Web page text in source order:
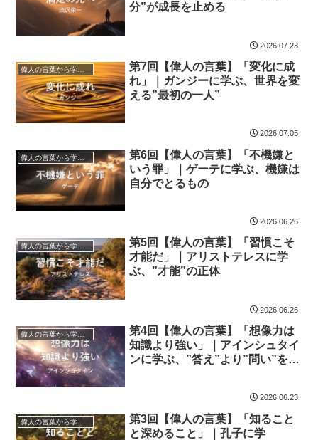
分”が成長を止める
2026.07.23
偉人の言葉から学ぼう
第7回【偉人の言葉】「変化に成
れ」｜ガンジーに学ぶ、世界を変
える”最初の一人”
2026.07.05
偉人の言葉から学ぼう
第6回【偉人の言葉】「不機嫌と
いう罪」｜ゲーテに学ぶ、機嫌は
自分でとるもの
2026.06.26
偉人の言葉から学ぼう
第5回【偉人の言葉】「習慣こそ
才能だ」｜アリストテレスに学
ぶ、”才能”の正体
2026.06.26
偉人の言葉から学ぼう
第4回【偉人の言葉】「想像力は
知識より強い」｜アインシュタイ
ンに学ぶ、”答え”より”問い”を持
2026.06.23
偉人の言葉から学ぼう
第3回【偉人の言葉】「知ること
と深めること」｜孔子に学